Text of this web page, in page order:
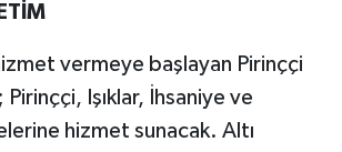
vermeye başlayan Pirinççi
Işıklar, İhsaniye ve
hizmet sunacak. Altı